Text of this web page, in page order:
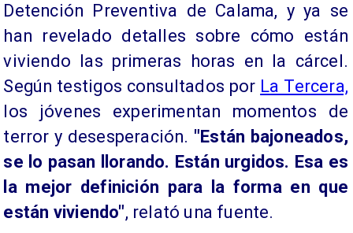
Detención Preventiva de Calama, y ya se
han revelado detalles sobre cómo están
viviendo las primeras horas en la cárcel.
Según testigos consultados por La Tercera,
los jóvenes experimentan momentos de
terror y desesperación. "Están bajoneados,
se lo pasan llorando. Están urgidos. Esa es
la mejor definición para la forma en que
están viviendo", relató una fuente.